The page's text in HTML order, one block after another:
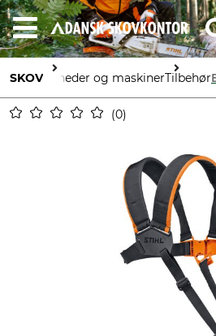
SKOV Enheder og maskinerTilbehør
0